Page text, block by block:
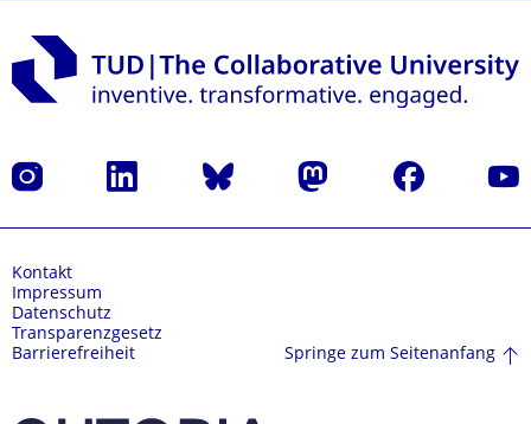
Instagram LinkedIn Bluesky Mastodon Facebook
Kontakt
Impressum
Datenschutz
Transparenzgesetz
Barrierefreiheit
Springe zum Seitenanfang